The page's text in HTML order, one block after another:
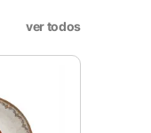
ver todos